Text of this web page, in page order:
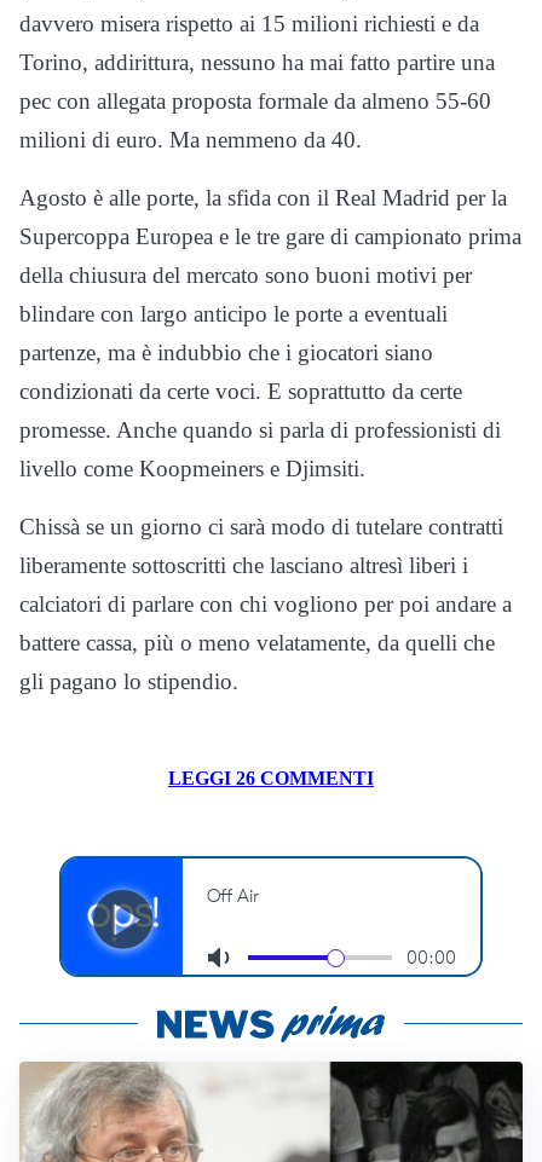
davvero misera rispetto ai 15 milioni richiesti e da
Torino, addirittura, nessuno ha mai fatto partire una
pec con allegata proposta formale da almeno 55-60
milioni di euro. Ma nemmeno da 40.
Agosto è alle porte, la sfida con il Real Madrid per la
Supercoppa Europea e le tre gare di campionato prima
della chiusura del mercato sono buoni motivi per
blindare con largo anticipo le porte a eventuali
partenze, ma è indubbio che i giocatori siano
condizionati da certe voci. E soprattutto da certe
promesse. Anche quando si parla di professionisti di
livello come Koopmeiners e Djimsiti.
Chissà se un giorno ci sarà modo di tutelare contratti
liberamente sottoscritti che lasciano altresì liberi i
calciatori di parlare con chi vogliono per poi andare a
battere cassa, più o meno velatamente, da quelli che
gli pagano lo stipendio.
LEGGI 26 COMMENTI